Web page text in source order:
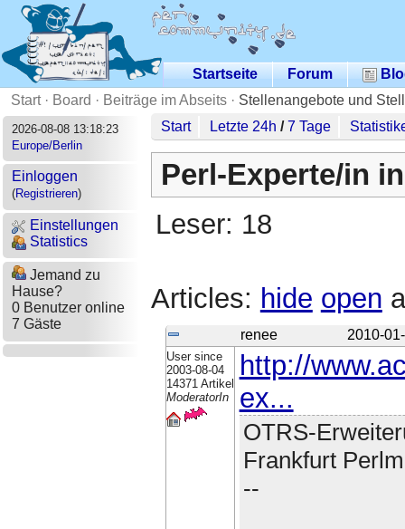
Startseite Forum
Start· Board · Beiträge im Abseits · Stellenangebote und
2026-08-08 13:18:23
Europe/Berlin
Einloggen
(Registrieren)
Einstellungen
Statistics
Jemand zu
Hause?
0 Benutzer online
7 Gäste
Start Letzte 24h /7 Tage
Perl-Experte/in
Leser: 18
Articles: hide open
renee 2010-
User since
2003-08-04
14371 Artikel
ModeratorIn
http://
ex...
OTRS-
Frankfurt
--